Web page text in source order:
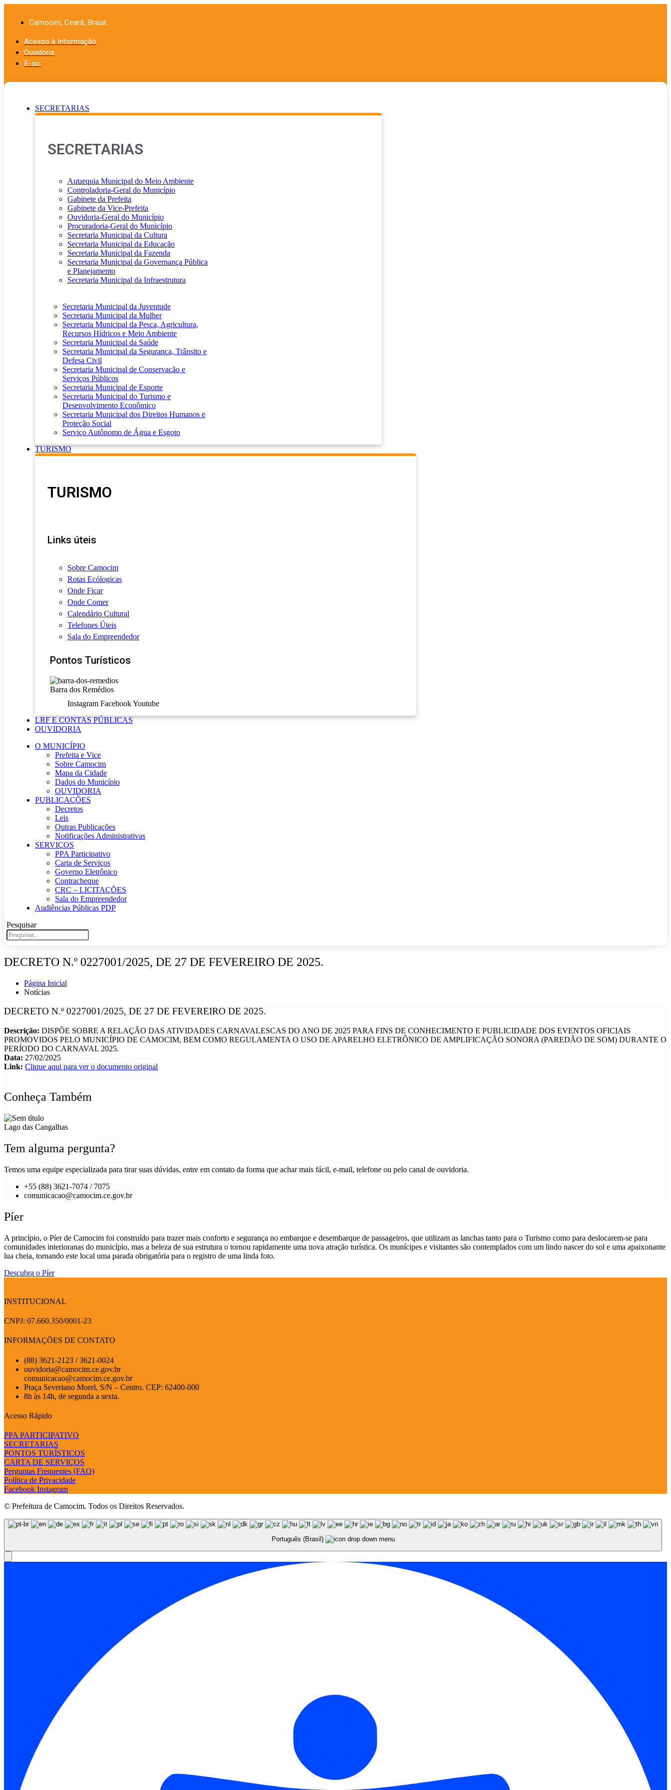
Camocim, Ceará, Brasil.
Acesso à Informação
Ouvidoria
E-sic
SECRETARIAS
SECRETARIAS
Autarquia Municipal do Meio Ambiente
Controladoria-Geral do Município
Gabinete da Prefeita
Gabinete da Vice-Prefeita
Ouvidoria-Geral do Município
Procuradoria-Geral do Município
Secretaria Municipal da Cultura
Secretaria Municipal da Educação
Secretaria Municipal da Fazenda
Secretaria Municipal da Governança Pública
e Planejamento
Secretaria Municipal da Infraestrutura
Secretaria Municipal da Juventude
Secretaria Municipal da Mulher
Secretaria Municipal da Pesca, Agricultura,
Recursos Hídricos e Meio Ambiente
Secretaria Municipal da Saúde
Secretaria Municipal da Segurança, Trânsito e
Defesa Civil
Secretaria Municipal de Conservação e
Serviços Públicos
Secretaria Municipal de Esporte
Secretaria Municipal do Turismo e
Desenvolvimento Econômico
Secretaria Municipal dos Direitos Humanos e
Proteção Social
Serviço Autônomo de Água e Esgoto
TURISMO
TURISMO
Links úteis
Sobre Camocim
Rotas Ecólogicas
Onde Ficar
Onde Comer
Calendário Cultural
Telefones Úteis
Sala do Empreendedor
Pontos Turísticos
Barra dos Remédios
Instagram Facebook Youtube
LRF E CONTAS PÚBLICAS
OUVIDORIA
O MUNICÍPIO
Prefeita e Vice
Sobre Camocim
Mapa da Cidade
Dados do Município
OUVIDORIA
PUBLICAÇÕES
Decretos
Leis
Outras Publicações
Notificações Administrativas
SERVIÇOS
PPA Participativo
Carta de Serviços
Governo Eletrônico
Contracheque
CRC – LICITAÇÕES
Sala do Empreendedor
Audiências Públicas PDP
Pesquisar
DECRETO N.º 0227001/2025, DE 27 DE FEVEREIRO DE 2025.
Página Inicial
Notícias
DECRETO N.º 0227001/2025, DE 27 DE FEVEREIRO DE 2025.
Descrição: DISPÕE SOBRE A RELAÇÃO DAS ATIVIDADES CARNAVALESCAS DO ANO DE 2025 PARA FINS DE CONHECIMENTO E PUBLICIDADE DOS EVENTOS OFICIAIS
PROMOVIDOS PELO MUNICÍPIO DE CAMOCIM, BEM COMO REGULAMENTA O USO DE APARELHO ELETRÔNICO DE AMPLIFICAÇÃO SONORA (PAREDÃO DE SOM) DURANTE O
PERÍODO DO CARNAVAL 2025.
Data: 27/02/2025
Link: Clique aqui para ver o documento original
Conheça Também
Lago das Cangalhas
Tem alguma pergunta?
Temos uma equipe especializada para tirar suas dúvidas, entre em contato da forma que achar mais fácil, e-mail, telefone ou pelo canal de ouvidoria.
+55 (88) 3621-7074 / 7075
comunicacao@camocim.ce.gov.br
Píer
A princípio, o Píer de Camocim foi construído para trazer mais conforto e segurança no embarque e desembarque de passageiros, que utilizam as lanchas tanto para o Turismo como para deslocarem-se para
comunidades interioranas do município, mas a beleza de sua estrutura o tornou rapidamente uma nova atração turística. Os munícipes e visitantes são contemplados com um lindo nascer do sol e uma apaixonante
lua cheia, tornando este local uma parada obrigatória para o registro de uma linda foto.
Descubra o Píer
INSTITUCIONAL
CNPJ: 07.660.350/0001-23
INFORMAÇÕES DE CONTATO
(88) 3621-2123 / 3621-0024
ouvidoria@camocim.ce.gov.br
comunicacao@camocim.ce.gov.br
Praça Severiano Morel, S/N – Centro. CEP: 62400-000
8h às 14h, de segunda a sexta.
Acesso Rápido
PPA PARTICIPATIVO
SECRETARIAS
PONTOS TURÍSTICOS
CARTA DE SERVIÇOS
Perguntas Frequentes (FAQ)
Política de Privacidade
Facebook Instagram
© Prefeitura de Camocim. Todos os Direitos Reservados.
Português (Brasil)